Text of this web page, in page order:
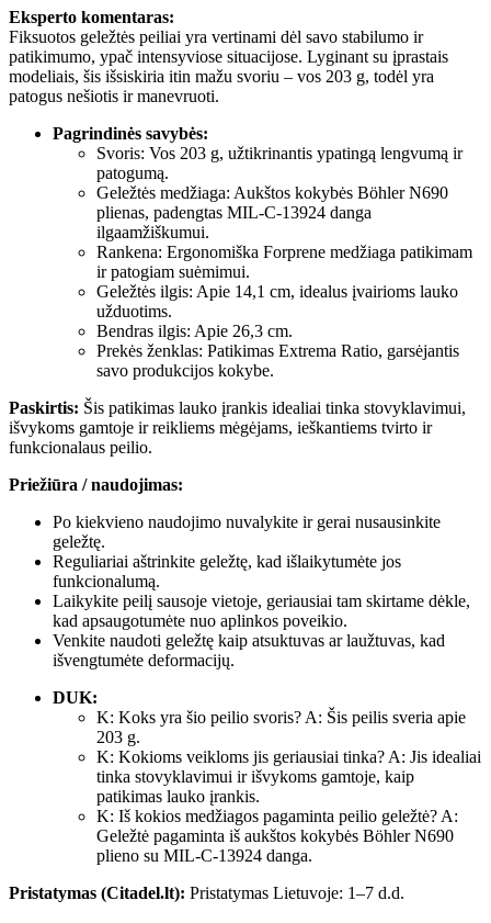
Eksperto komentaras:
Fiksuotos geležtės peiliai yra vertinami dėl savo stabilumo ir
patikimumo, ypač intensyviose situacijose. Lyginant su įprastais
modeliais, šis išsiskiria itin mažu svoriu – vos 203 g, todėl yra
patogus nešiotis ir manevruoti.
Pagrindinės savybės:
Svoris: Vos 203 g, užtikrinantis ypatingą lengvumą ir
patogumą.
Geležtės medžiaga: Aukštos kokybės Böhler N690
plienas, padengtas MIL-C-13924 danga
ilgaamžiškumui.
Rankena: Ergonomiška Forprene medžiaga patikimam
ir patogiam suėmimui.
Geležtės ilgis: Apie 14,1 cm, idealus įvairioms lauko
užduotims.
Bendras ilgis: Apie 26,3 cm.
Prekės ženklas: Patikimas Extrema Ratio, garsėjantis
savo produkcijos kokybe.
Paskirtis: Šis patikimas lauko įrankis idealiai tinka stovyklavimui,
išvykoms gamtoje ir reikliems mėgėjams, ieškantiems tvirto ir
funkcionalaus peilio.
Priežiūra / naudojimas:
Po kiekvieno naudojimo nuvalykite ir gerai nusausinkite
geležtę.
Reguliariai aštrinkite geležtę, kad išlaikytumėte jos
funkcionalumą.
Laikykite peilį sausoje vietoje, geriausiai tam skirtame dėkle,
kad apsaugotumėte nuo aplinkos poveikio.
Venkite naudoti geležtę kaip atsuktuvas ar laužtuvas, kad
išvengtumėte deformacijų.
DUK:
K: Koks yra šio peilio svoris? A: Šis peilis sveria apie
203 g.
K: Kokioms veikloms jis geriausiai tinka? A: Jis idealiai
tinka stovyklavimui ir išvykoms gamtoje, kaip
patikimas lauko įrankis.
K: Iš kokios medžiagos pagaminta peilio geležtė? A:
Geležtė pagaminta iš aukštos kokybės Böhler N690
plieno su MIL-C-13924 danga.
Pristatymas (Citadel.lt): Pristatymas Lietuvoje: 1–7 d.d.